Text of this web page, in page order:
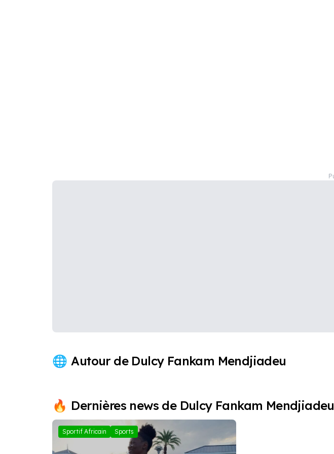
Autour de Dulcy Fankam Mendjiadeu
Dernières news de Dulcy Fankam Mendjiadeu
Sportif Africain Sports